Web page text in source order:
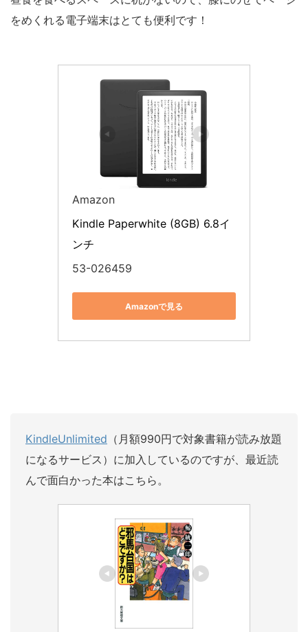
をめくれる電子端末はとても便利です！
Amazon
Kindle Paperwhite (8GB) 6.8イ
ンチ
53-026459
Amazonで見る
KindleUnlimited （月額990円で対象書籍が読み放題
になるサービス）に加入しているのですが、最近読
んで面白かった本はこちら。